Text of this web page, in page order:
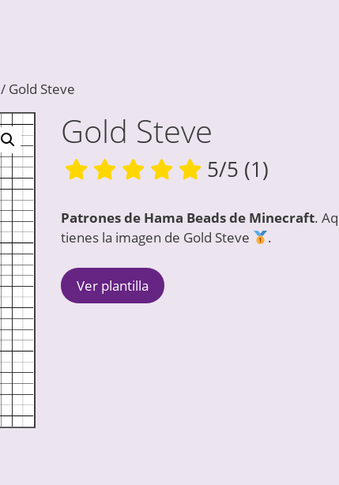
/ Gold Steve
Gold Steve
5/5 (1)
Patrones de Hama Beads de Minecraft.
tienes la imagen de Gold Steve
.
Ver plantilla